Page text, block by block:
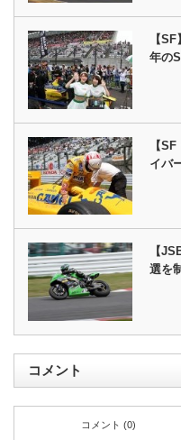
【
年の
【
イバ
【
選を
コメント
コメント (0)